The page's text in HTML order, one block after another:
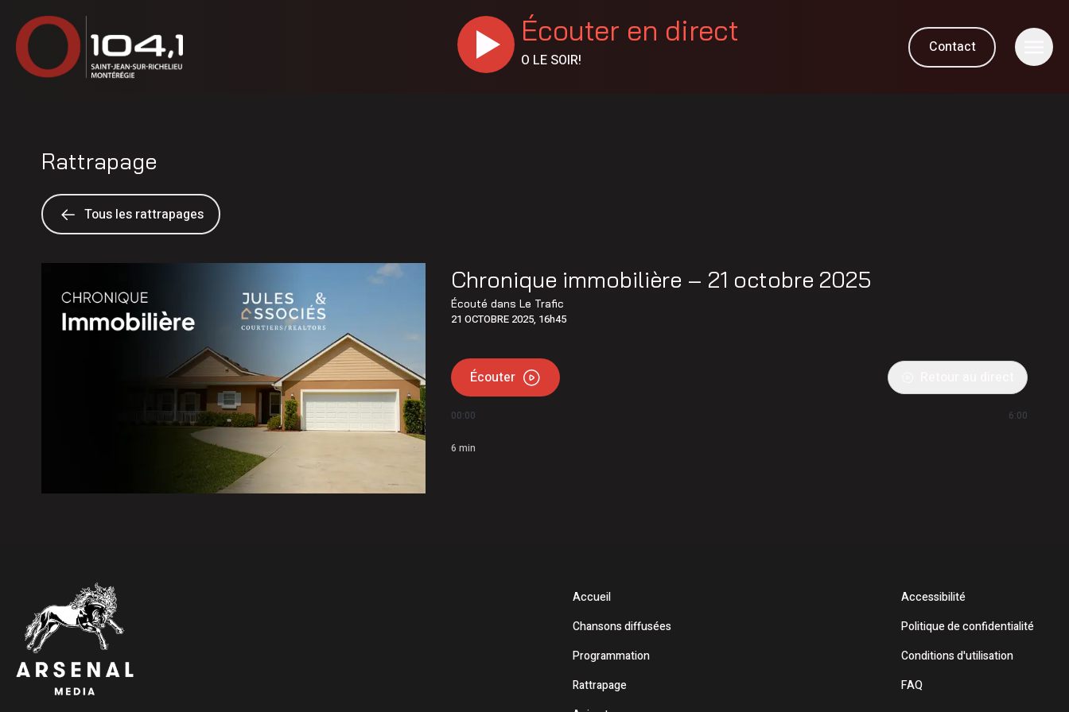
Écouter en direct
O LE SOIR!
Contact
Rattrapage
Tous les rattrapages
Chronique immobilière – 21 octobre 2025
Écouté dansLe Trafic
21 OCTOBRE 2025, 16h45
Écouter
00:00 6:00
6 min
Accueil
Chansons diffusées
Programmation
Rattrapage
Accessibilité
Politique de confidentialité
Conditions d'utilisation
FAQ